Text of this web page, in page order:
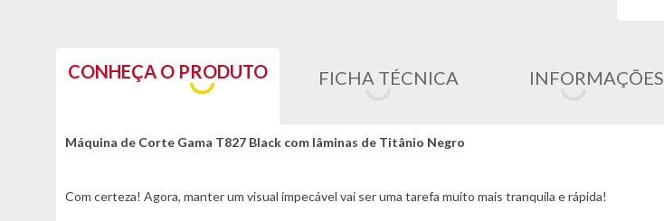
CONHEÇA O PRODUTO FICHA TÉCNICA INFORMAÇÕES
Máquina de Corte Gama T827 Black com lâminas de Titânio Negro
Com certeza! Agora, manter um visual impecável vai ser uma tarefa muito mais tranquila e rápida!